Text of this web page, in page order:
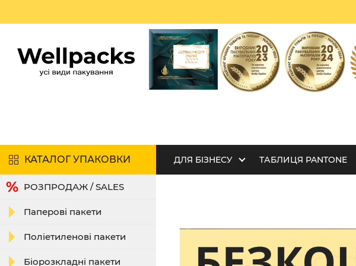
КАТАЛОГ УПАКОВКИ ДЛЯ БІЗНЕСУ ТАБЛИЦЯ PANTONE
РОЗПРОДАЖ / SALES
Паперові пакети
Поліетиленові пакети
Біорозкладні пакети